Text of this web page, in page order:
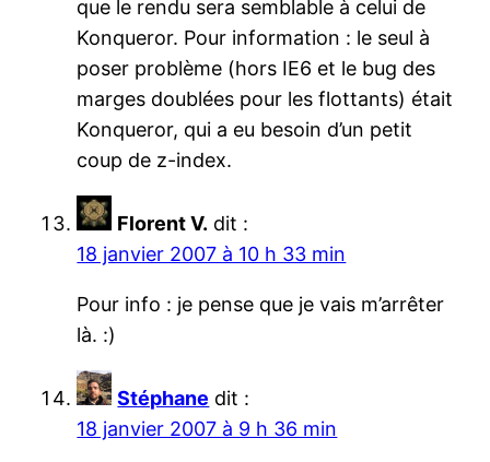
que le rendu sera semblable à celui de
Konqueror. Pour information : le seul à
poser problème (hors IE6 et le bug des
marges doublées pour les flottants) était
Konqueror, qui a eu besoin d’un petit
coup de z-index.
Florent V. dit :
18 janvier 2007 à 10 h 33 min
Pour info : je pense que je vais m’arrêter
là. :)
Stéphane dit :
18 janvier 2007 à 9 h 36 min